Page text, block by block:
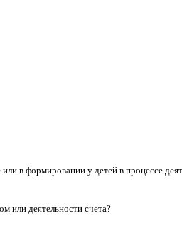
в формировании у детей в процессе
или деятельности счета?